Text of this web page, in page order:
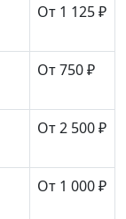
От 1 125 ₽
От 750 ₽
От 2 500 ₽
От 1 000 ₽